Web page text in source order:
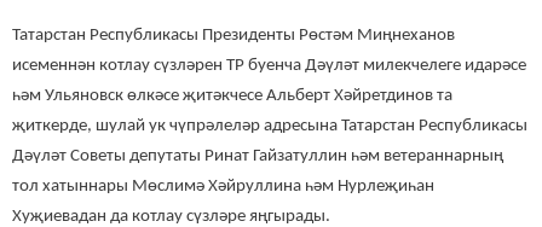
Татарстан Республикасы Президенты Рөстәм Миңнеханов
исеменнән котлау сүзләрен ТР буенча Дәүләт милекчелеге идарәсе
һәм Ульяновск өлкәсе җитәкчесе Альберт Хәйретдинов та
җиткерде, шулай ук чүпрәлеләр адресына Татарстан Республикасы
Дәүләт Советы депутаты Ринат Гайзатуллин һәм ветераннарның
тол хатыннары Мөслимә Хәйруллина һәм Нурлеҗиһан
Хуҗиевадан да котлау сүзләре яңгырады.